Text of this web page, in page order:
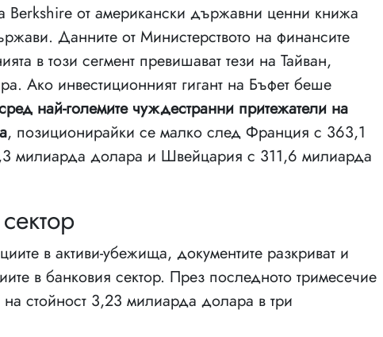
Berkshire от американски държавни ценни книжа
Данните от Министерството на финансите
в този сегмент превишават тези на Тайван,
Ако инвестиционният гигант на Бъфет беше
най-големите чуждестранни притежатели на
, позиционирайки се малко след Франция с 363,1
милиарда долара и Швейцария с 311,6 милиарда
в активи-убежища, документите разкриват и
в банковия сектор. През последното тримесечие
стойност 3,23 милиарда долара в три